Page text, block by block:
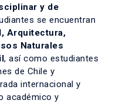
y de
se encuentran
Arquitectura,
Naturales
, así como estudiantes
de Chile y
internacional y
académico y